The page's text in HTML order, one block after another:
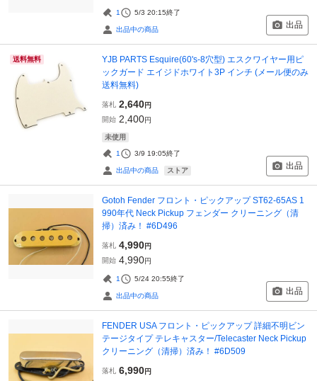
1 5/3 20:15終了
出品中の商品 出品
送料無料
YJB PARTS Esquire(60's-8穴型) エスクワイヤー用ピ
ックガード エイジドホワイト3P インチ (メール便のみ
送料無料)
落札 2,640円
開始 2,400円
未使用
1 3/9 19:05終了
出品中の商品 ストア 出品
Gotoh Fender フロント・ピックアップ ST62-65AS 1
990年代 Neck Pickup フェンダー クリーニング（清
掃）済み！ #6D496
落札 4,990円
開始 4,990円
1 5/24 20:55終了
出品中の商品 出品
FENDER USA フロント・ピックアップ 詳細不明ビン
テージタイプ テレキャスター/Telecaster Neck Pickup
クリーニング（清掃）済み！ #6D509
落札 6,990円